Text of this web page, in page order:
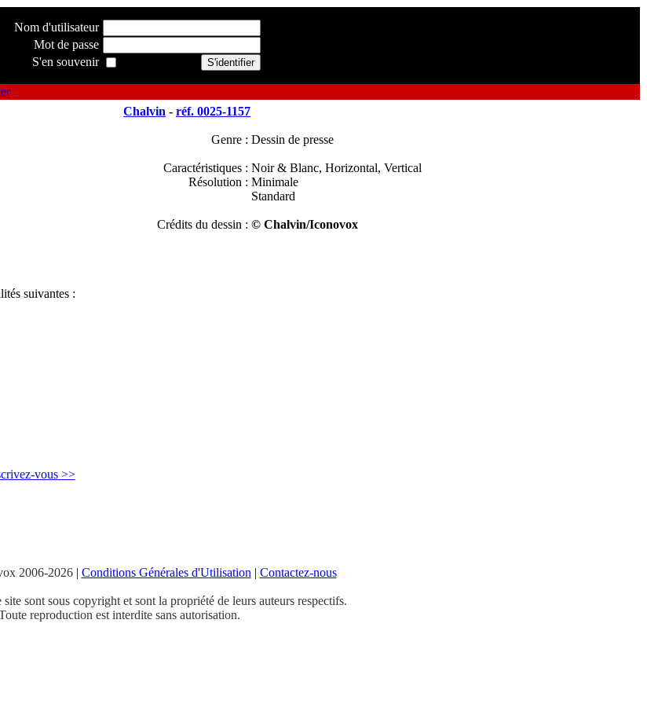
Nom d'utilisateur
Mot de passe
S'en souvenir
suivantes :
vous >>
Chalvin - réf. 0025-1157
Genre : Dessin de presse
Caractéristiques : Noir & Blanc, Horizontal, Vertical
Résolution : Minimale
Standard
Crédits du dessin : © Chalvin/Iconovox
2006-2026| Conditions Générales d'Utilisation | Contactez-nous
site sont sous copyright et sont la propriété de leurs auteurs respectifs.
reproduction est interdite sans autorisation.